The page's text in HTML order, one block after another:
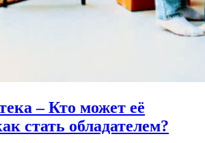
– Кто может её
стать обладателем?